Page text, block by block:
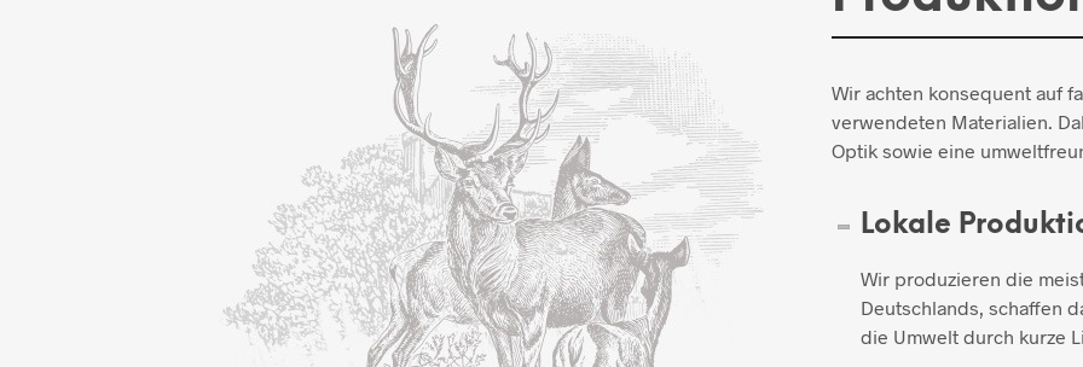
Wir achten konsequent auf
verwendeten Materialien.
Optik sowie eine
Lokale
Wir produzieren die
Deutschlands, schaffen
die Umwelt durch kurze